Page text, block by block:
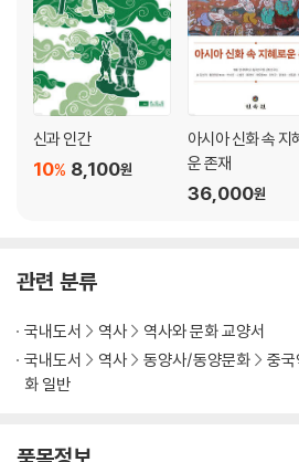
제6장 회골
피의 바다에서 진한 복수를 299 | 천리에 백
의 패자 303 | 안사의 난 전후 305 | 당과
나라를 팔다 314 | 이슬람에 귀의하다 317 |
의 사위가 되다 324 | 향비의 전설 326 | 좌
와 헤어지다 331 | 시적인 곳, 신장위구르자
숨을 몰아쉬다 362 | 멀리 날아가다 367 | 서
제8장 말갈
머나먼 동쪽의 동굴에서 거주하다 381 | 발
신과 인간
8,100원
10%
아시아 신화 속 지
운 존재
36,000원
관련 분류
국내도서 역사
역사와 문화 교양서
국내도서
역사 동양사/동양문화 중
화 일반